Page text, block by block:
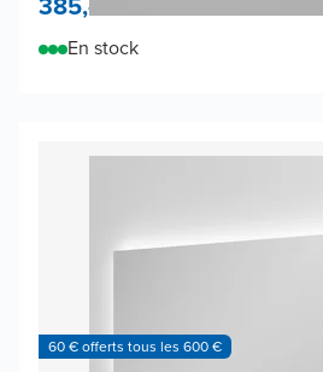
En stock
60 € offerts tous les 600 €